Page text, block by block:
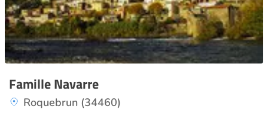
Famille Navarre
Roquebrun (34460)